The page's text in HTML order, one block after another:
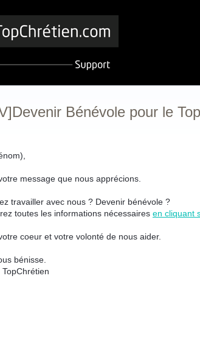
Bénévole pour le
message que nous apprécions.
travailler avec nous ? Devenir bénévole ?
toutes les informations nécessaires en cliquant
coeur et votre volonté de nous aider.
bénisse.